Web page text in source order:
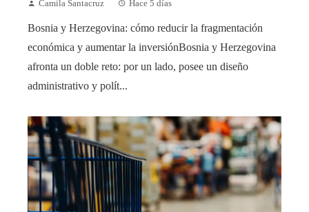
Camila Santacruz Hace 5 días
Bosnia y Herzegovina: cómo reducir la fragmentación
económica y aumentar la inversiónBosnia y Herzegovina
afronta un doble reto: por un lado, posee un diseño
administrativo y polít...